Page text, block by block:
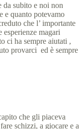
subito e noi non
e quanto potevamo
che l’ importante
magari
ci ha sempre aiutati ,
provarci ed è sempre
che gli piaceva
schizzi, a giocare e a